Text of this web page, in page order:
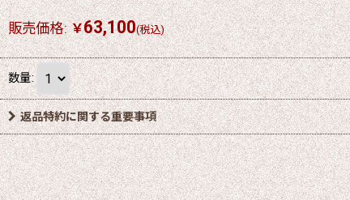
販売価格: ￥63,100(税込)
数量:
返品特約に関する重要事項